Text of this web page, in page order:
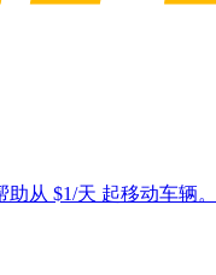
助从 $1/天 起移动车辆。